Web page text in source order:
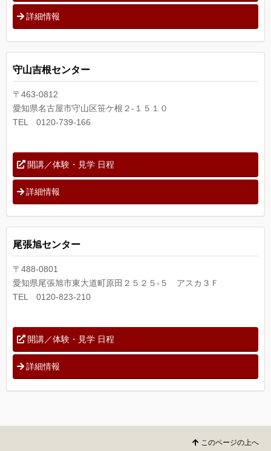
詳細情報
守山吉根センター
〒463-0812
愛知県名古屋市守山区笹ケ根２-１５１０
TEL 0120-739-166
開講／体験・見学 日程
詳細情報
尾張旭センター
〒488-0801
愛知県尾張旭市東大道町原田２５２５-５ アスカ３Ｆ
TEL 0120-823-210
開講／体験・見学 日程
詳細情報
このページの上へ